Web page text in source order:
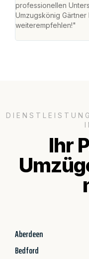
professionellen
Umzugskönig
weiterempfehlen!"
Ihr
Aberdeen
Bedford